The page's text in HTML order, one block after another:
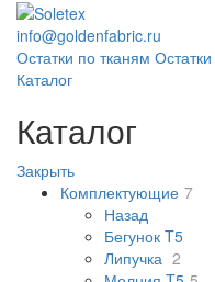
info@goldenfabric.ru
Остатки по тканям
Каталог
Каталог
Закрыть
Комплектующие 7
Назад
Бегунок T5
Липучка 2